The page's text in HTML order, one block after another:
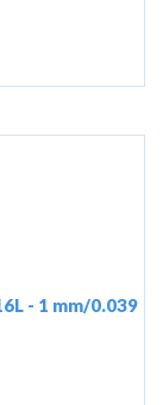
- 1 mm/0.039